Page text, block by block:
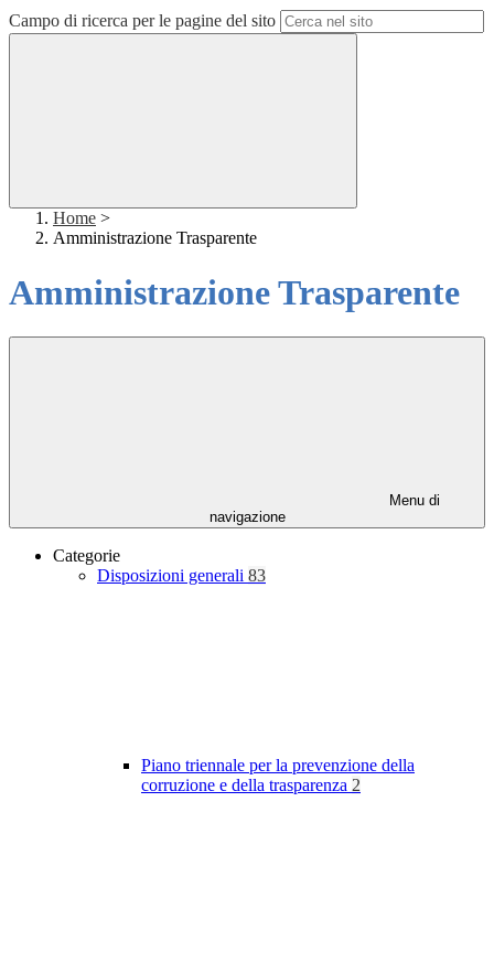
Campo di ricerca per le pagine del sito
Home >
Amministrazione Trasparente
Amministrazione Trasparente
Menu di
navigazione
Categorie
Disposizioni generali 83
Piano triennale per la prevenzione della
corruzione e della trasparenza 2